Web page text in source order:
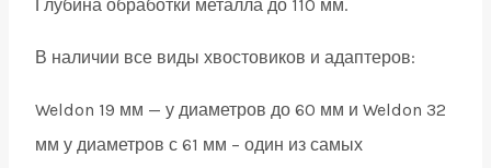
Глубина обработки металла до 110 мм.
В наличии все виды хвостовиков и адаптеров:
Weldon 19 мм — у диаметров до 60 мм и Weldon 32
мм у диаметров с 61 мм – один из самых